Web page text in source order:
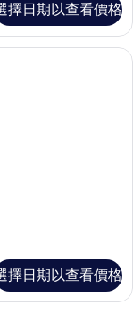
擇日期以查看價格
過敏寢具、熨斗/熨衣板
擇日期以查看價格